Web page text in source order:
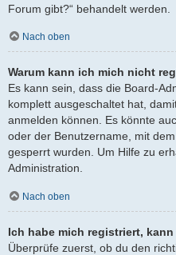
Forum gibt?“ behandelt werden.
Nach oben
Warum kann ich mich nicht
Es kann sein, dass die Board-
komplett ausgeschaltet hat,
anmelden können. Es könnte
oder der Benutzername, mit
gesperrt wurden. Um Hilfe zu
Administration.
Nach oben
Ich habe mich registriert,
Überprüfe zuerst, ob du den